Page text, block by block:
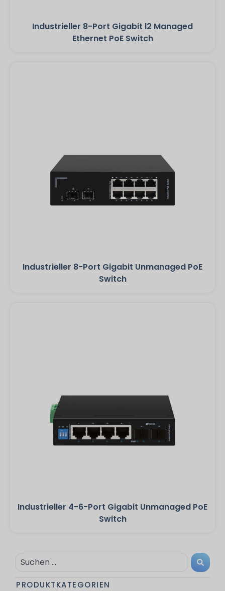
Industrieller 8-Port Gigabit l2 Managed
Ethernet PoE Switch
Industrieller 8-Port Gigabit Unmanaged PoE
Switch
Industrieller 4-6-Port Gigabit Unmanaged PoE
Switch
PRODUKTKATEGORIEN